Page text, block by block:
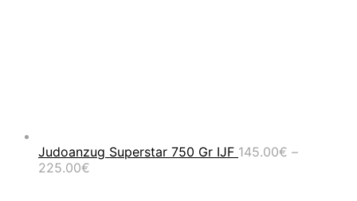
Judoanzug Superstar 750 Gr IJF 145.00€ –
225.00€